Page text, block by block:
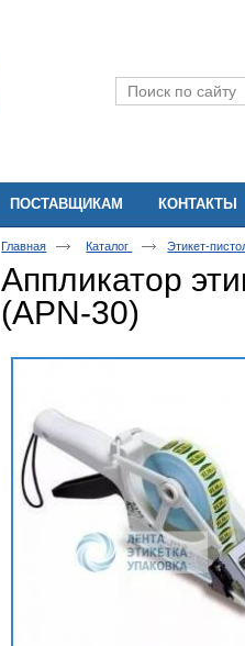
ПОСТАВЩИКАМ КОНТАКТЫ
Главная Каталог Этикет-
Аппликатор
(APN-30)